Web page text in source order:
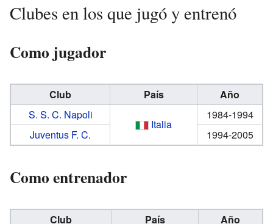
Clubes en los que jugó y entrenó
Como jugador
Club País
Año
S. S. C. Napoli
Italia
1984-1994
Juventus F. C.
1994-2005
Como entrenador
Club País
Año